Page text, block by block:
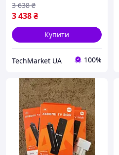
3 438₴
3 638 ₴
Купити
TechMarket UA 100%